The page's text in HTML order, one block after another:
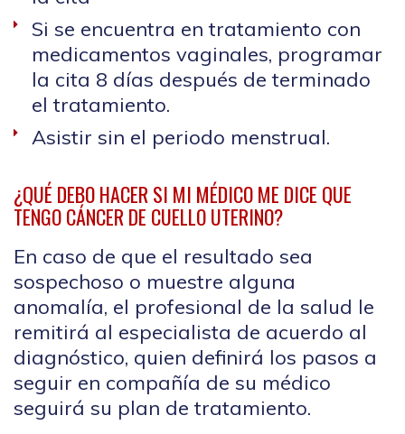
Si se encuentra en tratamiento con
medicamentos vaginales, programar
la cita 8 días después de terminado
el tratamiento.
Asistir sin el periodo menstrual.
¿QUÉ DEBO HACER SI MI MÉDICO ME DICE QUE
TENGO CÁNCER DE CUELLO UTERINO?
En caso de que el resultado sea
sospechoso o muestre alguna
anomalía, el profesional de la salud le
remitirá al especialista de acuerdo al
diagnóstico, quien definirá los pasos a
seguir en compañía de su médico
seguirá su plan de tratamiento.